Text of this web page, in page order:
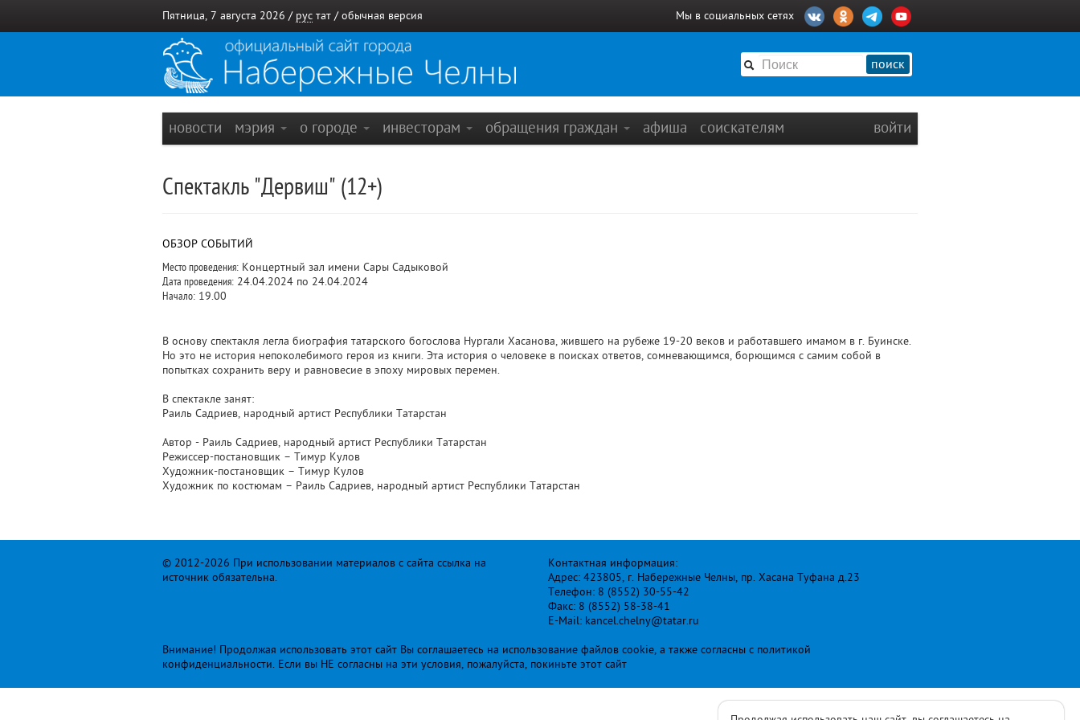
Пятница, 7 августа 2026 / рус тат / обычная версия Мы в социальных сетях
поиск
новости мэрия о городе инвесторам обращения граждан афиша соискателям войти
Спектакль "Дервиш" (12+)
ОБЗОР СОБЫТИЙ
Место проведения: Концертный зал имени Сары Садыковой
Дата проведения: 24.04.2024 по 24.04.2024
Начало: 19.00
В основу спектакля легла биография татарского богослова Нургали Хасанова, жившего на рубеже 19-20 веков и работавшего имамом в г. Буинске.
Но это не история непоколебимого героя из книги. Эта история о человеке в поисках ответов, сомневающимся, борющимся с самим собой в
попытках сохранить веру и равновесие в эпоху мировых перемен.
В спектакле занят:
Раиль Садриев, народный артист Республики Татарстан
Автор - Раиль Садриев, народный артист Республики Татарстан
Режиссер-постановщик – Тимур Кулов
Художник-постановщик – Тимур Кулов
Художник по костюмам – Раиль Садриев, народный артист Республики Татарстан
© 2012-2026 При использовании материалов с сайта ссылка на
источник обязательна.
Контактная информация:
Адрес: 423805, г. Набережные Челны, пр. Хасана Туфана д.23
Телефон: 8 (8552) 30-55-42
Факс: 8 (8552) 58-38-41
E-Mail: kancel.chelny@tatar.ru
Внимание! Продолжая использовать этот сайт Вы соглашаетесь на использование файлов cookie, а также согласны с политикой
конфиденциальности. Если вы НЕ согласны на эти условия, пожалуйста, покиньте этот сайт